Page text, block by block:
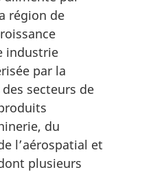
région de
industrie
par la
secteurs de
du
l’aérospatial et
plusieurs